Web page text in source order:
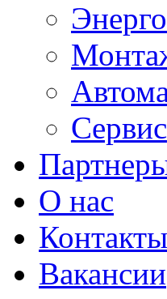
Сервис
О нас
Контакты
Вакансии